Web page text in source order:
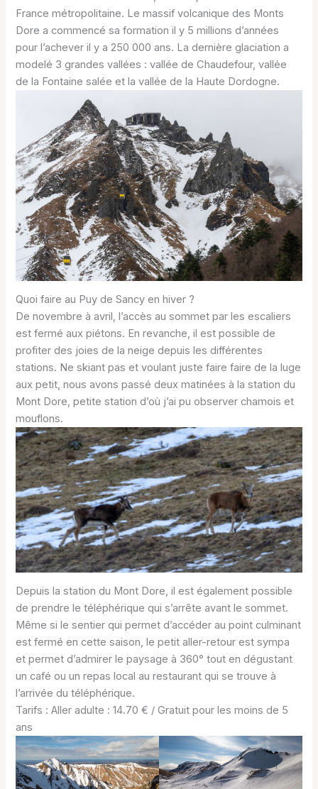
France métropolitaine. Le massif volcanique des Monts
Dore a commencé sa formation il y 5 millions d’années
pour l’achever il y a 250 000 ans. La dernière glaciation a
modelé 3 grandes vallées : vallée de Chaudefour, vallée
de la Fontaine salée et la vallée de la Haute Dordogne.
Quoi faire au Puy de Sancy en hiver ?
De novembre à avril, l’accès au sommet par les escaliers
est fermé aux piétons. En revanche, il est possible de
profiter des joies de la neige depuis les différentes
stations. Ne skiant pas et voulant juste faire faire de la luge
aux petit, nous avons passé deux matinées à la station du
Mont Dore, petite station d’où j’ai pu observer chamois et
mouflons.
Depuis la station du Mont Dore, il est également possible
de prendre le téléphérique qui s’arrête avant le sommet.
Même si le sentier qui permet d’accéder au point culminant
est fermé en cette saison, le petit aller-retour est sympa
et permet d’admirer le paysage à 360° tout en dégustant
un café ou un repas local au restaurant qui se trouve à
l’arrivée du téléphérique.
Tarifs : Aller adulte : 14.70 € / Gratuit pour les moins de 5
ans